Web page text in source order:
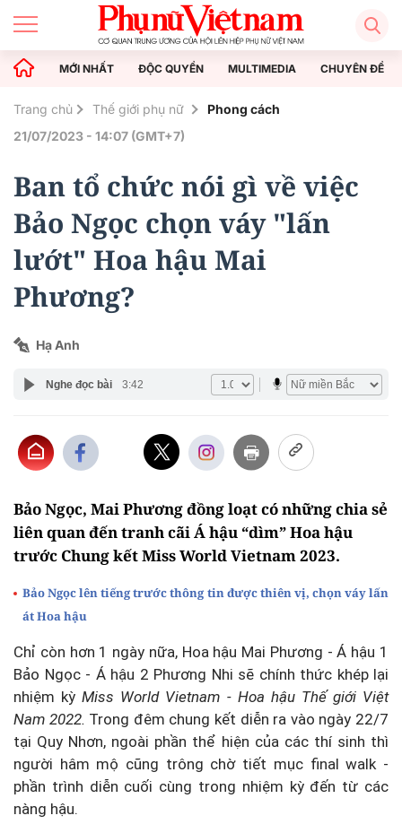
MỚI NHẤT ĐỘC QUYỀN MULTIMEDIA CHUYÊN ĐỀ
Trang chủ Thế giới phụ nữ
Phong cách
21/07/2023 - 14:07 (GMT+7)
Ban tổ chức nói gì về việc
Bảo Ngọc chọn váy "lấn
lướt" Hoa hậu Mai
Phương?
Hạ Anh
Nghe đọc bài 3:42
Bảo Ngọc, Mai Phương đồng loạt có những chia sẻ
liên quan đến tranh cãi Á hậu “dìm” Hoa hậu
trước Chung kết Miss World Vietnam 2023.
Bảo Ngọc lên tiếng trước thông tin được thiên vị, chọn váy lấn
át Hoa hậu
Chỉ còn hơn 1 ngày nữa, Hoa hậu Mai Phương - Á hậu 1
Bảo Ngọc - Á hậu 2 Phương Nhi sẽ chính thức khép lại
nhiệm kỳMiss World Vietnam - Hoa hậu Thế giới Việt
Nam 2022. Trong đêm chung kết diễn ra vào ngày 22/7
tại Quy Nhơn, ngoài phần thể hiện của các thí sinh thì
người hâm mộ cũng trông chờ tiết mục final walk -
phần trình diễn cuối cùng trong nhiệm kỳ đến từ các
nàng hậu.